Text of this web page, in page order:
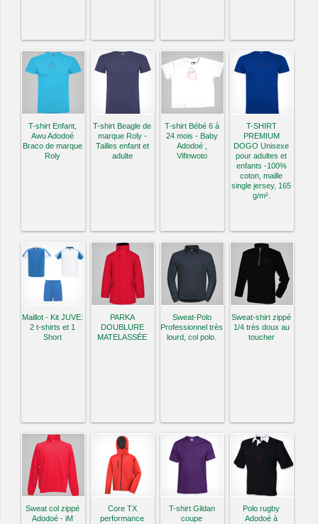
T-shirt Enfant,
Awu Adodoé
Braco de marque
Roly
T-shirt Beagle de
marque Roly -
Tailles enfant et
adulte
T-shirt Bébé 6 à
24 mois - Baby
Adodoé ,
Vifinwoto
T-SHIRT
PREMIUM
DOGO Unisexe
pour adultes et
enfants -100%
coton, maille
single jersey, 165
g/m².
Maillot - Kit JUVE:
2 t-shirts et 1
Short
PARKA
DOUBLURE
MATELASSÉE
Sweat-Polo
Professionnel très
lourd, col polo.
Sweat-shirt zippé
1/4 très doux au
toucher
Sweat col zippé
Adodoé - iM
Core TX
performance
T-shirt Gildan
coupe
Polo rugby
Adodoé à